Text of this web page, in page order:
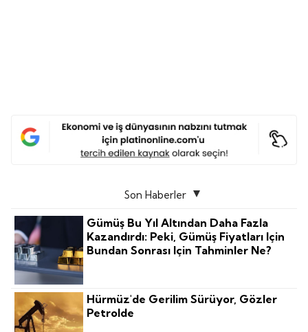
Son Haberler
Gümüş Bu Yıl Altından Daha Fazla
Kazandırdı: Peki, Gümüş Fiyatları Için
Bundan Sonrası Için Tahminler Ne?
Hürmüz'de Gerilim Sürüyor, Gözler
Petrolde